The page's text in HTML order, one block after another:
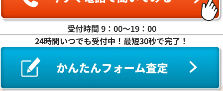
受付時間 9：00〜19：00
24時間いつでも受付中！最短30秒で完了！